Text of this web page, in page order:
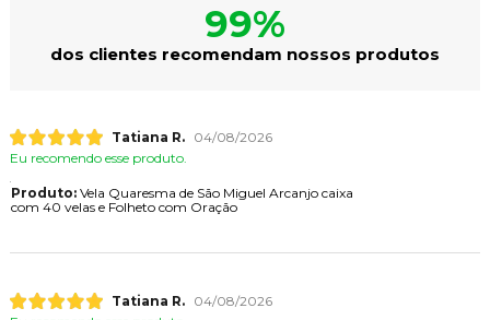
99%
dos clientes recomendam nossos produtos
Tatiana R.
04/08/2026
Eu recomendo esse produto.
Produto:Vela Quaresma de São Miguel Arcanjo caixa
com 40 velas e Folheto com Oração
Tatiana R.
04/08/2026